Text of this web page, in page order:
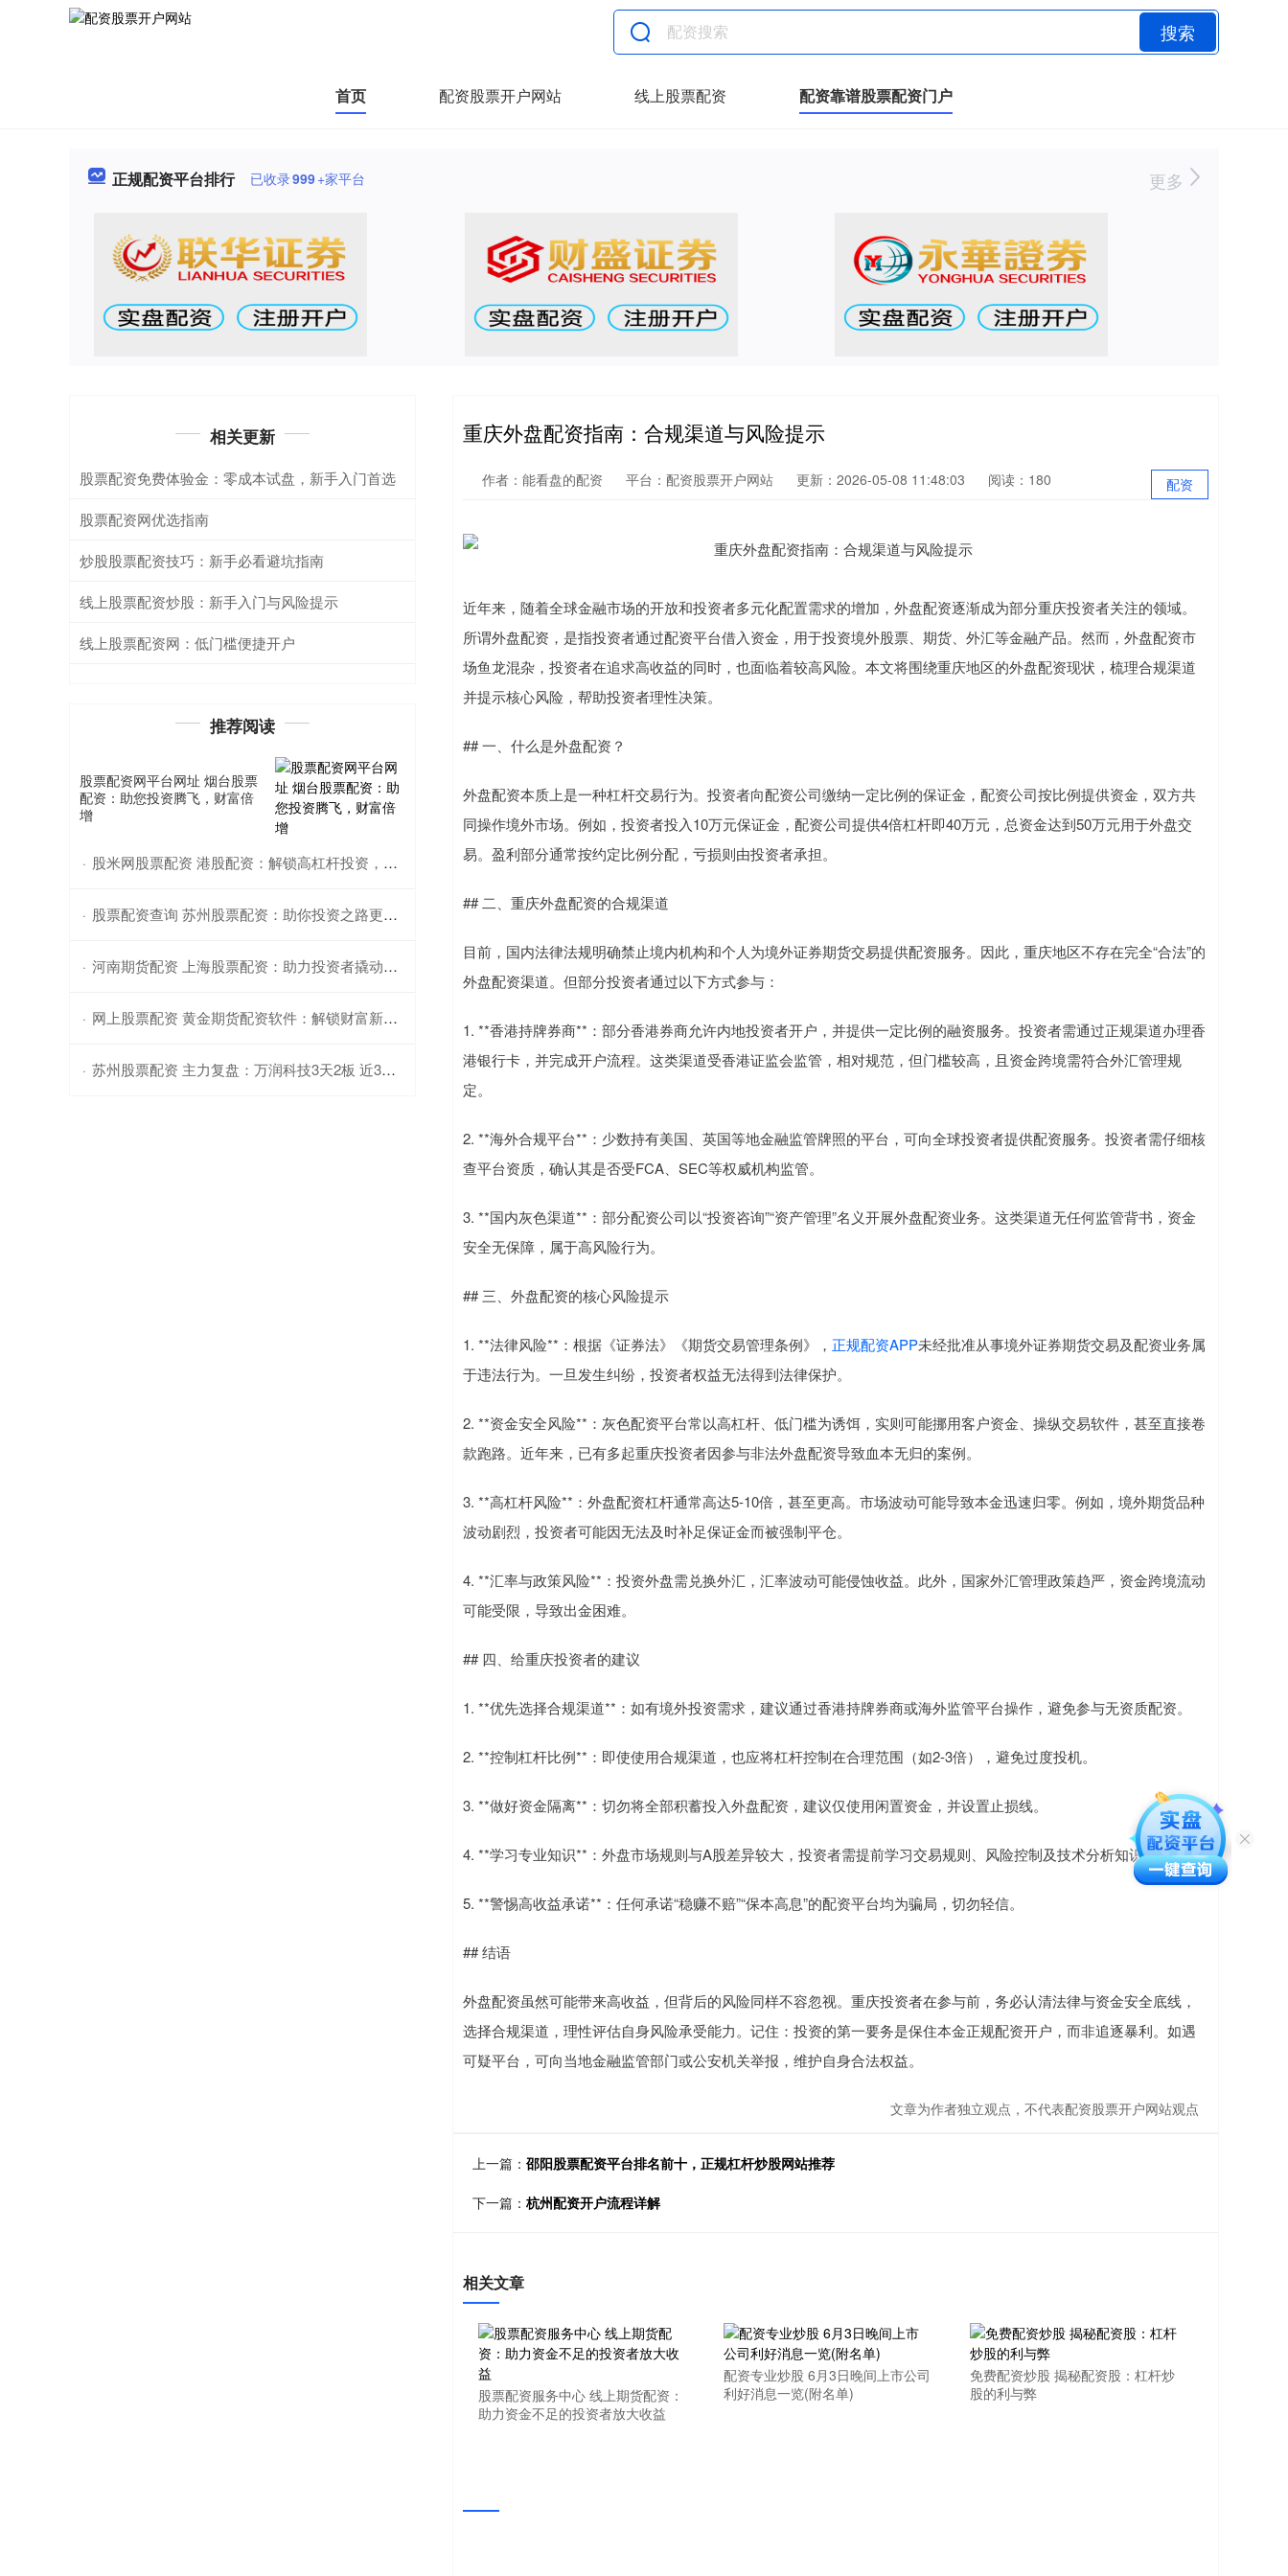
搜索
首页 配资股票开户网站 线上股票配资 配资靠谱股票配资门户
正规配资平台排行 已收录999+家平台 更多
重庆外盘配资指南：合规渠道与风险提示
配资
作者：能看盘的配资 平台：配资股票开户网站 更新：2026-05-08 11:48:03 阅读：180
近年来，随着全球金融市场的开放和投资者多元化配置需求的增加，外盘配资逐渐成为部分重庆投资者关注的领域。
所谓外盘配资，是指投资者通过配资平台借入资金，用于投资境外股票、期货、外汇等金融产品。然而，外盘配资市
场鱼龙混杂，投资者在追求高收益的同时，也面临着较高风险。本文将围绕重庆地区的外盘配资现状，梳理合规渠道
并提示核心风险，帮助投资者理性决策。
## 一、什么是外盘配资？
外盘配资本质上是一种杠杆交易行为。投资者向配资公司缴纳一定比例的保证金，配资公司按比例提供资金，双方共
同操作境外市场。例如，投资者投入10万元保证金，配资公司提供4倍杠杆即40万元，总资金达到50万元用于外盘交
易。盈利部分通常按约定比例分配，亏损则由投资者承担。
## 二、重庆外盘配资的合规渠道
目前，国内法律法规明确禁止境内机构和个人为境外证券期货交易提供配资服务。因此，重庆地区不存在完全“合法”的
外盘配资渠道。但部分投资者通过以下方式参与：
1. **香港持牌券商**：部分香港券商允许内地投资者开户，并提供一定比例的融资服务。投资者需通过正规渠道办理香
港银行卡，并完成开户流程。这类渠道受香港证监会监管，相对规范，但门槛较高，且资金跨境需符合外汇管理规
定。
2. **海外合规平台**：少数持有美国、英国等地金融监管牌照的平台，可向全球投资者提供配资服务。投资者需仔细核
查平台资质，确认其是否受FCA、SEC等权威机构监管。
3. **国内灰色渠道**：部分配资公司以“投资咨询”“资产管理”名义开展外盘配资业务。这类渠道无任何监管背书，资金
安全无保障，属于高风险行为。
## 三、外盘配资的核心风险提示
1. **法律风险**：根据《证券法》《期货交易管理条例》， 正规配资APP未经批准从事境外证券期货交易及配资业务属
于违法行为。一旦发生纠纷，投资者权益无法得到法律保护。
2. **资金安全风险**：灰色配资平台常以高杠杆、低门槛为诱饵，实则可能挪用客户资金、操纵交易软件，甚至直接卷
款跑路。近年来，已有多起重庆投资者因参与非法外盘配资导致血本无归的案例。
3. **高杠杆风险**：外盘配资杠杆通常高达5-10倍，甚至更高。市场波动可能导致本金迅速归零。例如，境外期货品种
波动剧烈，投资者可能因无法及时补足保证金而被强制平仓。
4. **汇率与政策风险**：投资外盘需兑换外汇，汇率波动可能侵蚀收益。此外，国家外汇管理政策趋严，资金跨境流动
可能受限，导致出金困难。
## 四、给重庆投资者的建议
1. **优先选择合规渠道**：如有境外投资需求，建议通过香港持牌券商或海外监管平台操作，避免参与无资质配资。
2. **控制杠杆比例**：即使使用合规渠道，也应将杠杆控制在合理范围（如2-3倍），避免过度投机。
3. **做好资金隔离**：切勿将全部积蓄投入外盘配资，建议仅使用闲置资金，并设置止损线。
4. **学习专业知识**：外盘市场规则与A股差异较大，投资者需提前学习交易规则、风险控制及技术分析知识。
5. **警惕高收益承诺**：任何承诺“稳赚不赔”“保本高息”的配资平台均为骗局，切勿轻信。
## 结语
外盘配资虽然可能带来高收益，但背后的风险同样不容忽视。重庆投资者在参与前，务必认清法律与资金安全底线，
选择合规渠道，理性评估自身风险承受能力。记住：投资的第一要务是保住本金正规配资开户，而非追逐暴利。如遇
可疑平台，可向当地金融监管部门或公安机关举报，维护自身合法权益。
文章为作者独立观点，不代表配资股票开户网站观点
上一篇： 邵阳股票配资平台排名前十，正规杠杆炒股网站推荐
下一篇： 杭州配资开户流程详解
相关文章
股票配资服务中心 线上期货配资：
助力资金不足的投资者放大收益
配资专业炒股 6月3日晚间上市公司
利好消息一览(附名单)
免费配资炒股 揭秘配资股：杠杆炒
股的利与弊
相关更新
股票配资免费体验金：零成本试盘，新手入门首选
股票配资网优选指南
炒股股票配资技巧：新手必看避坑指南
线上股票配资炒股：新手入门与风险提示
线上股票配资网：低门槛便捷开户
推荐阅读
股票配资网平台网址 烟台股票
配资：助您投资腾飞，财富倍
增
· 股米网股票配资 港股配资：解锁高杠杆投资，把握港股市场机遇
· 股票配资查询 苏州股票配资：助你投资之路更顺畅
· 河南期货配资 上海股票配资：助力投资者撬动更大收益
· 网上股票配资 黄金期货配资软件：解锁财富新境界
· 苏州股票配资 主力复盘：万润科技3天2板 近3亿流出航天晨光